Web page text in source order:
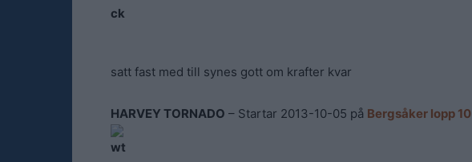
satt fast med till synes gott om krafter kvar
HARVEY TORNADO – Startar 2013-10-05 på Bergsåker lopp 10